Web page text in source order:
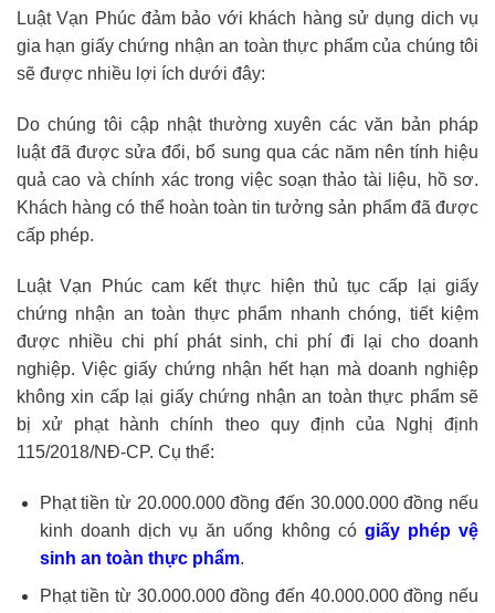
Luật Vạn Phúc đảm bảo với khách hàng sử dụng dich vụ
gia hạn giấy chứng nhận an toàn thực phẩm của chúng tôi
sẽ được nhiều lợi ích dưới đây:
Do chúng tôi cập nhật thường xuyên các văn bản pháp
luật đã được sửa đổi, bổ sung qua các năm nên tính hiệu
quả cao và chính xác trong việc soạn thảo tài liệu, hồ sơ.
Khách hàng có thể hoàn toàn tin tưởng sản phẩm đã được
cấp phép.
Luật Vạn Phúc cam kết thực hiện thủ tục cấp lại giấy
chứng nhận an toàn thực phẩm nhanh chóng, tiết kiệm
được nhiều chi phí phát sinh, chi phí đi lại cho doanh
nghiệp. Việc giấy chứng nhận hết hạn mà doanh nghiệp
không xin cấp lại giấy chứng nhận an toàn thực phẩm sẽ
bị xử phạt hành chính theo quy định của Nghị định
115/2018/NĐ-CP. Cụ thể:
Phạt tiền từ 20.000.000 đồng đến 30.000.000 đồng nếu
kinh doanh dịch vụ ăn uống không có giấy phép vệ
sinh an toàn thực phẩm.
Phạt tiền từ 30.000.000 đồng đến 40.000.000 đồng nếu